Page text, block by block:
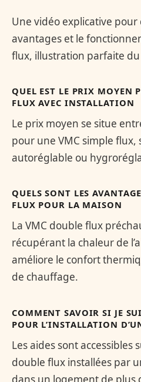
Une vidéo explicative
avantages et le
flux, illustration parfaite
QUEL EST LE PRIX MOYEN
FLUX AVEC INSTALLATION
Le prix moyen se situe
pour une VMC simple flux,
autoréglable ou
QUELS SONT LES
FLUX POUR LA MAISON
La VMC double flux
récupérant la chaleur de
améliore le confort
de chauffage.
COMMENT SAVOIR SI JE
POUR L’INSTALLATION
Les aides sont accessibles
double flux installées par
dans un logement de plus